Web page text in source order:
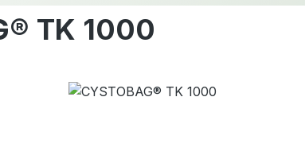
TK 1000